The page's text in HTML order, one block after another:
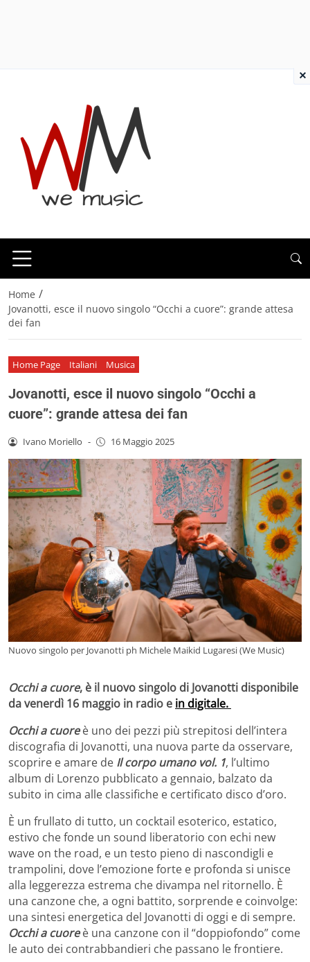
Home /
Jovanotti, esce il nuovo singolo “Occhi a cuore”: grande attesa
dei fan
Home Page Italiani Musica
Jovanotti, esce il nuovo singolo “Occhi a
cuore”: grande attesa dei fan
Ivano Moriello - 16 Maggio 2025
Nuovo singolo per Jovanotti ph Michele Maikid Lugaresi (We Music)
Occhi a cuore, è il nuovo singolo di Jovanotti disponibile
da venerdì 16 maggio in radio e in digitale.
Occhi a cuoreè uno dei pezzi più strepitosi dell’intera
discografia di Jovanotti, una nuova parte da osservare,
scoprire e amare de Il corpo umano vol. 1, l’ultimo
album di Lorenzo pubblicato a gennaio, balzato da
subito in cima alle classifiche e certificato disco d’oro.
È un frullato di tutto, un cocktail esoterico, estatico,
estivo che fonde un sound liberatorio con echi new
wave on the road, e un testo pieno di nascondigli e
trampolini, dove l’emozione forte e profonda si unisce
alla leggerezza estrema che divampa nel ritornello. È
una canzone che, a ogni battito, sorprende e coinvolge:
una sintesi energetica del Jovanotti di oggi e di sempre.
Occhi a cuoreè una canzone con il “doppiofondo” come
le auto dei contrabbandieri che passano le frontiere.
×